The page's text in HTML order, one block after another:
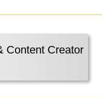
Content Creator